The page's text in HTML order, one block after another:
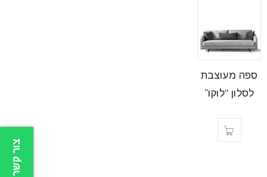
ספה מעוצבת
לסלון “לוקו”
צור קשר